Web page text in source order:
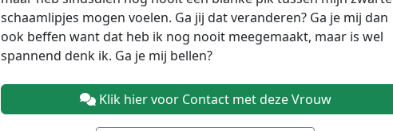
schaamlipjes mogen voelen. Ga jij dat veranderen? Ga je mij dan
ook beffen want dat heb ik nog nooit meegemaakt, maar is wel
spannend denk ik. Ga je mij bellen?
Klik hier voor Contact met deze Vrouw